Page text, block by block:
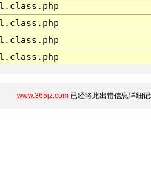
www.365jz.com已经将此出错信息详细